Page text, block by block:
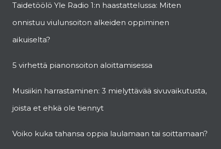
Taidetöölö Yle Radio 1:n haastattelussa: Miten
onnistuu viulunsoiton alkeiden oppiminen
aikuiselta?
5 virhettä pianonsoiton aloittamisessa
Musiikin harrastaminen: 3 mielyttävää sivuvaikutusta,
joista et ehkä ole tiennyt
Voiko kuka tahansa oppia laulamaan tai soittamaan?